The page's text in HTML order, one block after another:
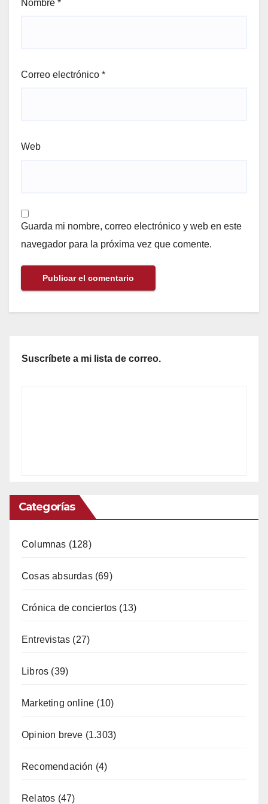
Nombre *
Correo electrónico *
Web
Guarda mi nombre, correo electrónico y web en este
navegador para la próxima vez que comente.
Suscríbete a mi lista de correo.
Categorías
Columnas (128)
Cosas absurdas(69)
Crónica de conciertos (13)
Entrevistas (27)
Libros (39)
Marketing online (10)
Opinion breve (1.303)
Recomendación (4)
Relatos (47)